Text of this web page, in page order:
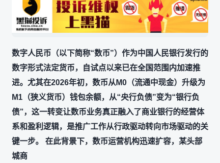
数字人民币（以下简称“数币”）作为中国人民银行发行的
数字形式法定货币，自试点以来已在全国范围内加速推
进。尤其在2026年初，数币从M0（流通中现金）升级为
M1（狭义货币）钱包余额，从“央行负债”变为“银行负
债”，这一转变让数币业务真正融入了商业银行的经营体
系和盈利逻辑，是推广工作从行政驱动转向市场驱动的关
键一步。 在此背景下，数币运营机构迅速扩容，某头部
城商